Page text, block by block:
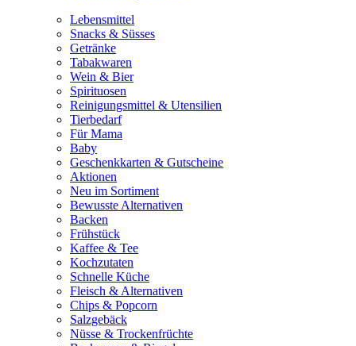
Lebensmittel
Snacks & Süsses
Getränke
Tabakwaren
Wein & Bier
Spirituosen
Reinigungsmittel & Utensilien
Tierbedarf
Für Mama
Baby
Geschenkkarten & Gutscheine
Aktionen
Neu im Sortiment
Bewusste Alternativen
Backen
Frühstück
Kaffee & Tee
Kochzutaten
Schnelle Küche
Fleisch & Alternativen
Chips & Popcorn
Salzgebäck
Nüsse & Trockenfrüchte